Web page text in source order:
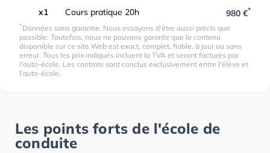
x1 Cours pratique 20h 980 €*
*Données sans garantie. Nous essayons d'être aussi précis que
possible. Toutefois, nous ne pouvons garantir que le contenu
disponible sur ce site Web est exact, complet, fiable, à jour ou sans
erreur. Tous les prix indiqués incluent la TVA et seront facturés par
l'auto-école. Les contrats sont conclus exclusivement entre l'élève et
l'auto-école.
Les points forts de l'école de
conduite